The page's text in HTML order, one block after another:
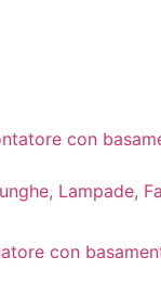
Lampade,
con